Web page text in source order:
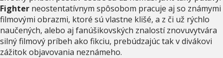
Fighter neostentatívnym spôsobom pracuje aj so známymi
filmovými obrazmi, ktoré sú vlastne klišé, a z či už rýchlo
naučených, alebo aj fanúšikovských znalostí znovuvytvára
silný filmový príbeh ako fikciu, prebúdzajúc tak v divákovi
zážitok objavovania neznámeho.